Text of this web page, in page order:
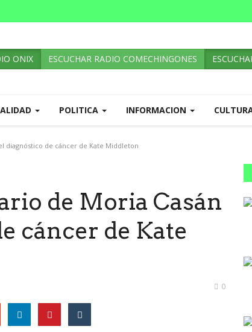
ONIX ESCUCHAR RADIO COMECHINGONES
POLITICA INFORMACION
diagnóstico de cáncer de Kate Middleton
de Moria Casán
cáncer de Kate
0